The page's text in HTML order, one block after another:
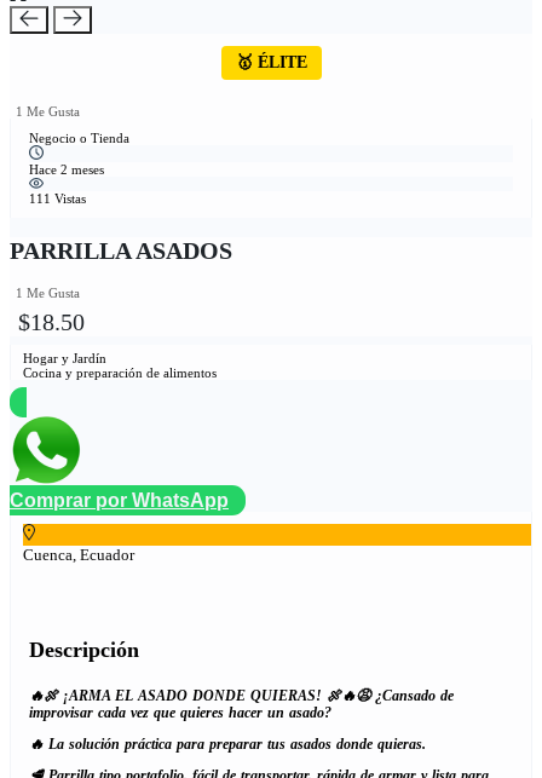
🥇 ÉLITE
1 Me Gusta
Negocio o Tienda
Hace 2 meses
111 Vistas
PARRILLA ASADOS
1 Me Gusta
$18.50
Hogar y Jardín
Cocina y preparación de alimentos
Comprar por WhatsApp
Cuenca, Ecuador
Descripción
🔥🍖 ¡ARMA EL ASADO DONDE QUIERAS! 🍖🔥😩 ¿Cansado de
improvisar cada vez que quieres hacer un asado?
🔥 La solución práctica para preparar tus asados donde quieras.